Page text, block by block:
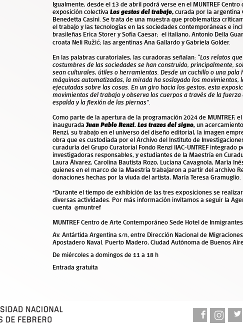
Igualmente, desde el 13 de abril podrá verse en el MUNTREF
exposición colectivaLos gestos del trabajo, curada por la argentina
Benedetta Casini. Se trata de una muestra que problematiza
el trabajo y las tecnologías en las sociedades contemporáneas e
brasileñas Erica Storer y Sofia Caesar; el italiano, Antonio Della
croata Neli Ružić; las argentinas Ana Gallardo y Gabriela Golder.
En las palabras curatoriales, las curadoras señalan: “Los relatos
costumbres de las sociedades se han construido, principalmente,
sean culturales, útiles o herramientas. Desde un cuchillo o una pala
máquinas automatizadas, la mirada ha soslayado los movimientos,
ejecutadas sobre las cosas. En un giro hacia los gestos, esta
movimientos del trabajo y observa los cuerpos a través de la
espalda y la flexión de las piernas”.
Como parte de la apertura de la programación 2024 de MUNTREF,
inauguradaJuan Pablo Renzi. Los trazos del signo, un
Renzi, su trabajo en el universo del diseño editorial, la imagen
obraque escustodiada por el Archivo del Instituto de
curaduría del Grupo Curatorial Fondo Renzi IIAC-UNTREF integrado
investigadoras responsables, y estudiantes de la Maestría en
Laura Álvarez, Carolina Bautista Rozo, Luciana Cavagnola, María
quienes en el marco de la Maestría trabajaron a partir del archivo
donaciones hechas por la viuda del artista, María Teresa Gramuglio.
*Durante el tiempo de exhibición de las tres exposiciones se
diversas actividades. Por más información invitamos a seguir la
cuenta @muntref
MUNTREF Centro de Arte Contemporáneo Sede Hotel de Inmigrantes
Av. Antártida Argentina s/n, entre Dirección Nacional de
Apostadero Naval. Puerto Madero, Ciudad Autónoma de Buenos
De miércoles a domingos de 11 a 18 h
Entrada gratuita